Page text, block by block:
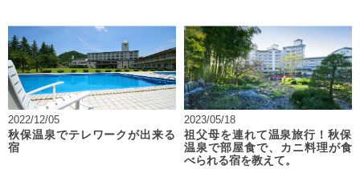
2022/12/05
秋保温泉でテレワークが出来る
宿
2023/05/18
祖父母を連れて温泉旅行！秋保
温泉で部屋食で、カニ料理が食
べられる宿を教えて。